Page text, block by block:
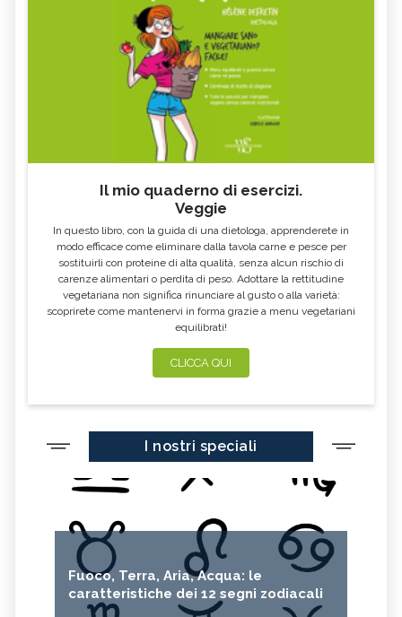
Il mio quaderno di esercizi.
Veggie
In questo libro, con la guida di una dietologa, apprenderete in
modo efficace come eliminare dalla tavola carne e pesce per
sostituirli con proteine di alta qualità, senza alcun rischio di
carenze alimentari o perdita di peso. Adottare la rettitudine
vegetariana non significa rinunciare al gusto o alla varietà:
scoprirete come mantenervi in forma grazie a menu vegetariani
equilibrati!
CLICCA QUI
I nostri speciali
Fuoco, Terra, Aria, Acqua: le
caratteristiche dei 12 segni zodiacali